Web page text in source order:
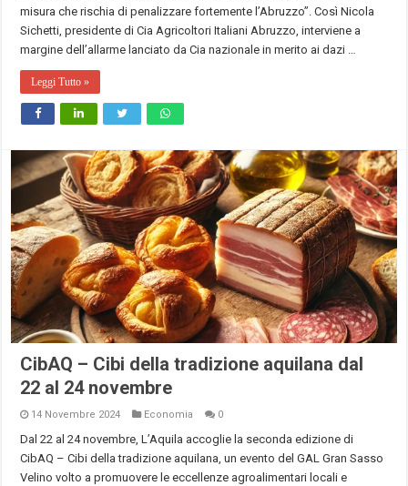
misura che rischia di penalizzare fortemente l’Abruzzo”. Così Nicola
Sichetti, presidente di Cia Agricoltori Italiani Abruzzo, interviene a
margine dell’allarme lanciato da Cia nazionale in merito ai dazi …
Leggi Tutto »
CibAQ – Cibi della tradizione aquilana dal
22 al 24 novembre
14 Novembre 2024 Economia 0
Dal 22 al 24 novembre, L’Aquila accoglie la seconda edizione di
CibAQ – Cibi della tradizione aquilana, un evento del GAL Gran Sasso
Velino volto a promuovere le eccellenze agroalimentari locali e